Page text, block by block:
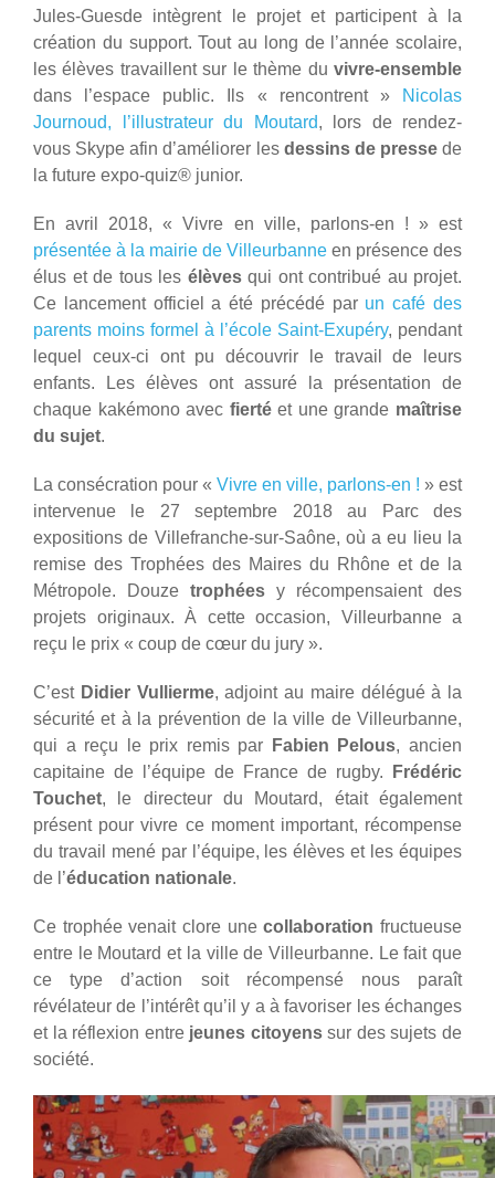
Jules-Guesde intègrent le projet et participent à la
création du support. Tout au long de l’année scolaire,
les élèves travaillent sur le thème du vivre-ensemble
dans l’espace public. Ils « rencontrent »
Nicolas
Journoud, l’illustrateur du Moutard, lors de rendez-
vous Skype afin d’améliorer les dessins de pressede
la future expo-quiz® junior.
En avril 2018, « Vivre en ville, parlons-en ! » est
présentée à la mairie de Villeurbanne en présence des
élus et de tous les élèvesqui ont contribué au projet.
Ce lancement officiel a été précédé par un café des
parents moins formel à l’école Saint-Exupéry, pendant
lequel ceux-ci ont pu découvrir le travail de leurs
enfants. Les élèves ont assuré la présentation de
chaque kakémono avec fiertéet une grande maîtrise
du sujet.
La consécration pour « Vivre en ville, parlons-en ! » est
intervenue le 27 septembre 2018 au Parc des
expositions de Villefranche-sur-Saône, où a eu lieu la
remise des Trophées des Maires du Rhône et de la
Métropole. Douze trophées y récompensaient des
projets originaux. À cette occasion, Villeurbanne a
reçu le prix « coup de cœur du jury ».
C’est Didier Vullierme, adjoint au maire délégué à la
sécurité et à la prévention de la ville de Villeurbanne,
qui a reçu le prix remis par
Fabien Pelous, ancien
capitaine de l’équipe de France de rugby.
Frédéric
Touchet, le directeur du Moutard, était également
présent pour vivre ce moment important, récompense
du travail mené par l’équipe, les élèves et les équipes
de l’éducation nationale.
Ce trophée venait clore unecollaboration fructueuse
entre le Moutard et la ville de Villeurbanne. Le fait que
ce type d’action soit récompensé nous paraît
révélateur de l’intérêt qu’il y a à favoriser les échanges
et la réflexion entre jeunes citoyenssur des sujets de
société.